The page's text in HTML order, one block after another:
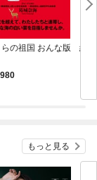
の祖国 おんな版 絶
もっと見る